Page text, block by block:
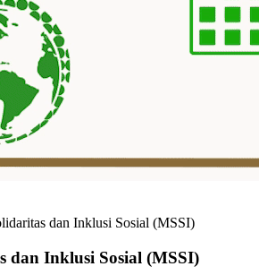
dan Inklusi Sosial (MSSI)
dan Inklusi Sosial (MSSI)